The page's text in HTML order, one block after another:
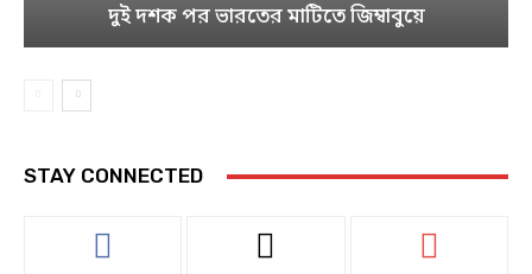
দুই দশক পর ভারতের মাটিতে জিম্বাবুয়ে
STAY CONNECTED